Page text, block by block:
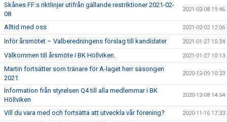
Skånes FF:s riktlinjer utifrån gällande restriktioner 2021-02-
08
2021-02-08 19:46
Alltid med oss 2021-02-02 12:06
Inför årsmötet – Valberedningens förslag till kandidater 2021-01-27 15:34
Välkommen till årsmöte i BK Höllviken. 2021-01-27 10:13
Martin fortsätter som tränare för A-laget herr säsongen
2021
2020-12-09 10:33
Information från styrelsen Q4 till alla medlemmar i BK
Höllviken
2020-12-08 14:54
Vill du vara med och fortsätta att utveckla vår förening? 2020-11-16 17:33